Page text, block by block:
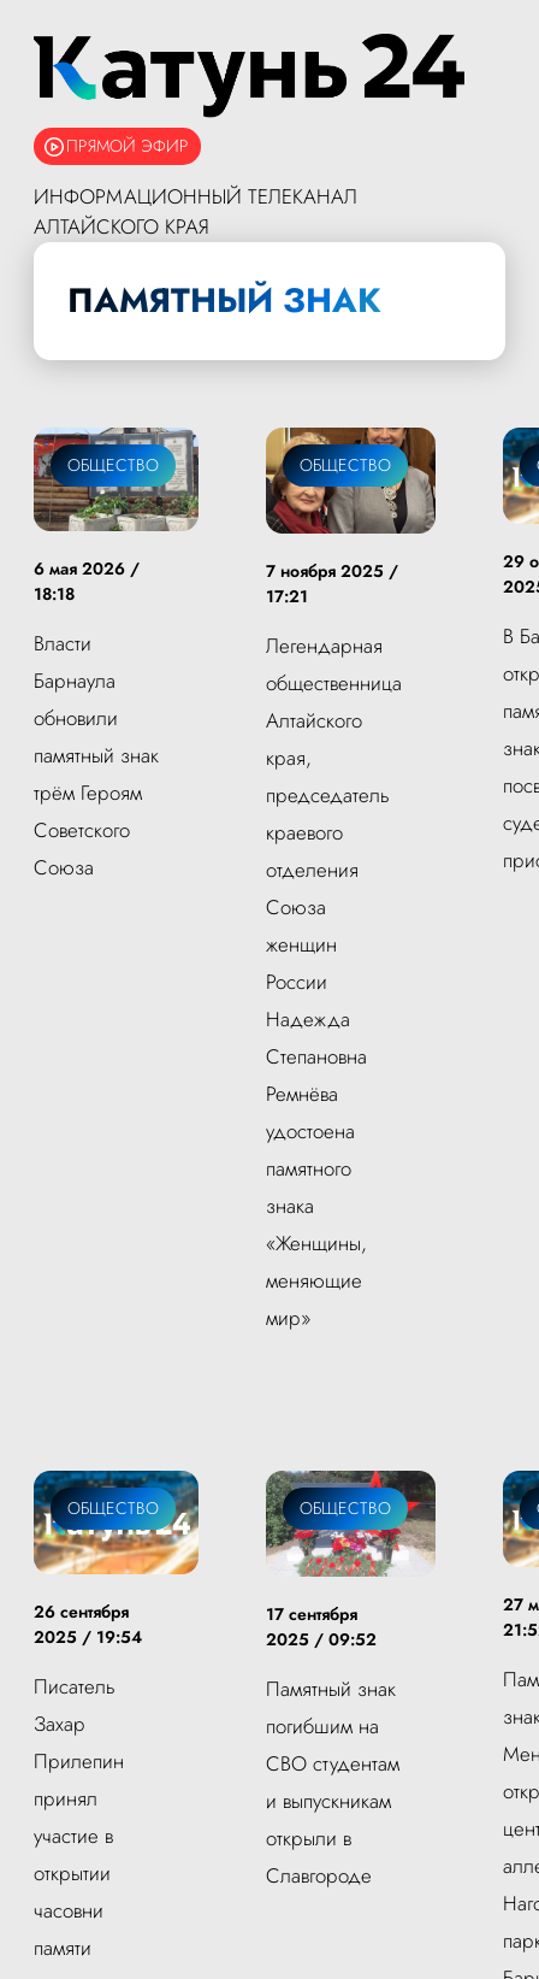
ПРЯМОЙ ЭФИР
ИНФОРМАЦИОННЫЙ ТЕЛЕКАНАЛ
АЛТАЙСКОГО КРАЯ
ПАМЯТНЫЙ ЗНАК
ОБЩЕСТВО
6 мая 2026 /
18:18
Власти
Барнаула
обновили
памятный знак
трём Героям
Советского
Союза
ОБЩЕСТВО
7 ноября 2025 /
17:21
Легендарная
общественница
Алтайского
края,
председатель
краевого
отделения
Союза
женщин
России
Надежда
Степановна
Ремнёва
удостоена
памятного
знака
«Женщины,
меняющие
мир»
29
В
ОБЩЕСТВО
26 сентября
2025 / 19:54
Писатель
Захар
Прилепин
принял
участие в
открытии
часовни
памяти
ОБЩЕСТВО
17 сентября
2025 / 09:52
Памятный знак
погибшим на
СВО студентам
и выпускникам
открыли в
Славгороде
27